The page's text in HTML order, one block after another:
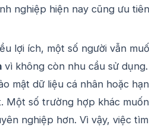
nghiệp hiện nay cũng ưu
lợi ích, một số người vẫn
vì không còn nhu cầu sử
mật dữ liệu cá nhân hoặc
Một số trường hợp khác
nghiệp hơn. Vì vậy, việc